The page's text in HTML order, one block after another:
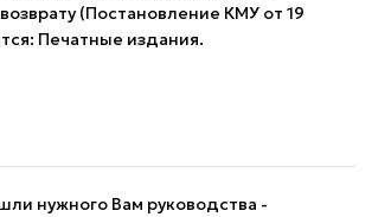
(Постановление КМУ от 19
Печатные издания.
нужного Вам руководства -